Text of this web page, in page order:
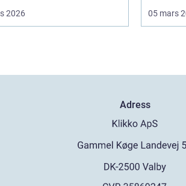
2026 05 mars
Adress